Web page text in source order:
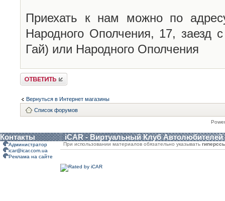
Приехать к нам можно по
Народного Ополчения, 17, заезд
Гай) или Народного Ополчения
Ответить
Вернуться в Интернет магазины
Список форумов
Контакты iCAR - Виртуальный Клуб Автолюбителей
Администратор
icar@icar.com.ua
Реклама на сайте
При использовании материалов обязательно указывать